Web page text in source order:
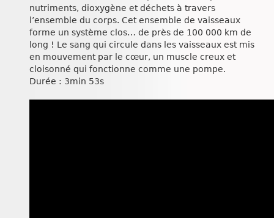
nutriments, dioxygène et déchets à travers
l’ensemble du corps. Cet ensemble de vaisseaux
forme un système clos… de près de 100 000 km de
long ! Le sang qui circule dans les vaisseaux est mis
en mouvement par le cœur, un muscle creux et
cloisonné qui fonctionne comme une pompe.
Durée : 3min 53s